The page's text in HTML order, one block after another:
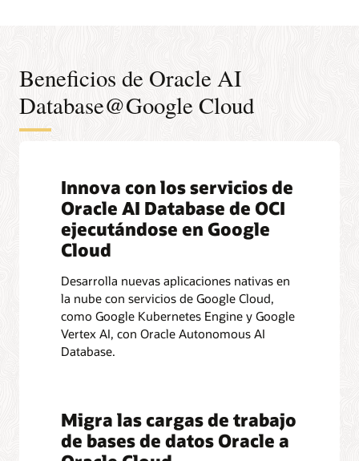
Beneficios de Oracle AI
Database@Google Cloud
Innova con los servicios de
Oracle AI Database de OCI
ejecutándose en Google
Cloud
Desarrolla nuevas aplicaciones nativas en
la nube con servicios de Google Cloud,
como Google Kubernetes Engine y Google
Vertex AI, con Oracle Autonomous AI
Database.
Migra las cargas de trabajo
de bases de datos Oracle a